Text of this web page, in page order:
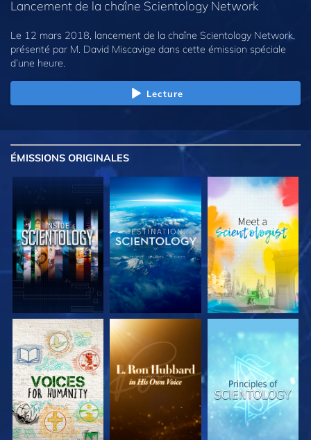
Lancement de la chaîne Scientology Network
Le 12 mars 2018, lancement de la chaîne Scientology Network,
présenté par M. David Miscavige dans cette émission spéciale
d’une heure.
Lecture
ÉMISSIONS ORIGINALES
DÉCOUVRIR LES
SÉRIES
DÉCOUVRIR LES
SÉRIES
DÉCOUVRIR LES
SÉRIES